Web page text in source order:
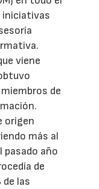
iniciativas
viene
de
origen
más al
pasado año
de
de las